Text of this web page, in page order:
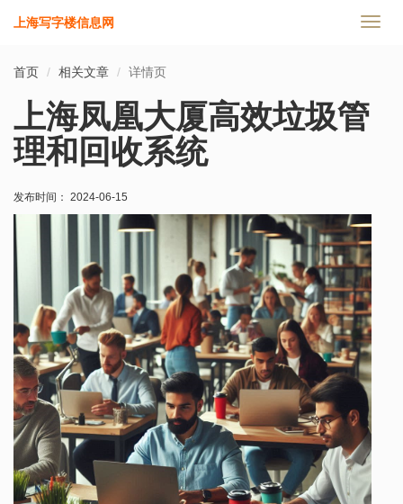
切
上海写字楼信息网
首页 相关文章 详情页
上海凤凰大厦高效垃圾管
理和回收系统
发布时间： 2024-06-15